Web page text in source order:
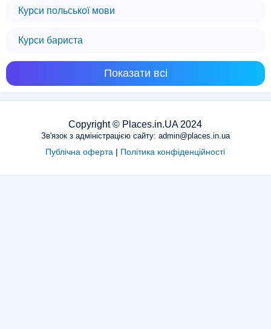
Курси польської мови
Курси бариста
Показати всі
Copyright © Places.in.UA 2024
Зв'язок з адміністрацією сайту: admin@places.in.ua
Публічна оферта | Політика конфіденційності